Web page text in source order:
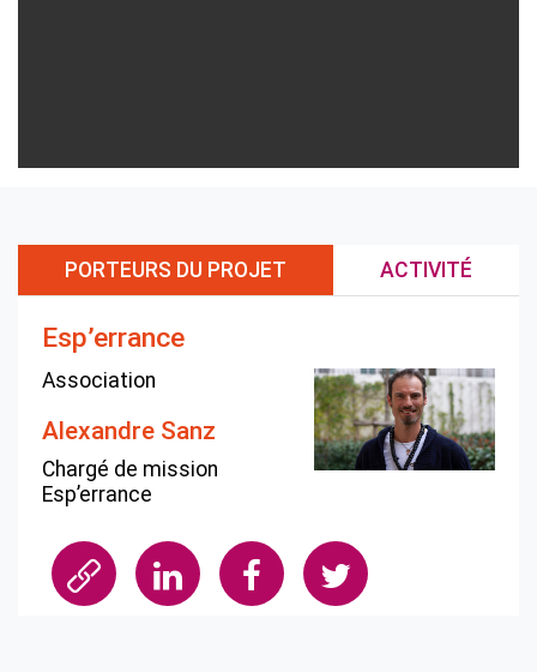
PORTEURS DU PROJET ACTIVITÉ
Esp’errance
Association
Alexandre Sanz
Chargé de mission
Esp’errance